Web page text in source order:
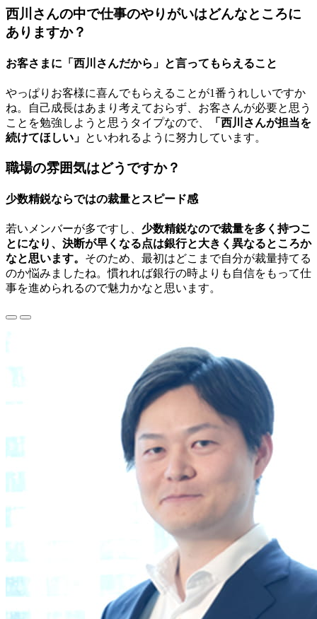
西川さんの中で仕事のやりがいはどんなところに
ありますか？
お客さまに「西川さんだから」と言ってもらえること
やっぱりお客様に喜んでもらえることが1番うれしいですか
ね。自己成長はあまり考えておらず、お客さんが必要と思う
ことを勉強しようと思うタイプなので、
「西川さんが担当を
続けてほしい」 といわれるように努力しています。
職場の雰囲気はどうですか？
少数精鋭ならではの裁量とスピード感
若いメンバーが多ですし、 少数精鋭なので裁量を多く持つこ
とになり、決断が早くなる点は銀行と大きく異なるところか
なと思います。 そのため、最初はどこまで自分が裁量持てる
のか悩みましたね。慣れれば銀行の時よりも自信をもって仕
事を進められるので魅力かなと思います。